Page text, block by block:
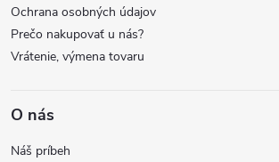
e
Ochrana osobných údajov
Prečo nakupovať u nás?
Vrátenie, výmena tovaru
O nás
Náš príbeh